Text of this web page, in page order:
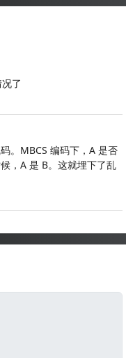
了
。MBCS 编码下，A 是否
，A 是 B。这就埋下了乱